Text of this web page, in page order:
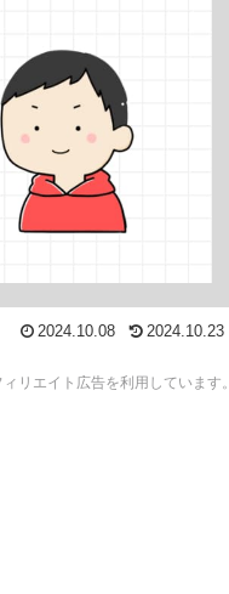
2024.10.08 2024.10.23
リエイト広告を利用しています。